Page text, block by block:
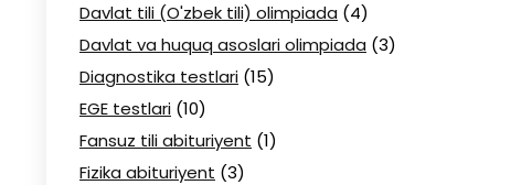
Davlat tili (O'zbek tili) olimpiada (4)
Davlat va huquq asoslari olimpiada (3)
Diagnostika testlari (15)
EGE testlari (10)
Fansuz tili abituriyent (1)
Fizika abituriyent (3)